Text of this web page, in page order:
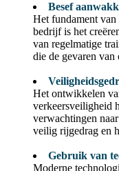
Besef
Het fundament
bedrijf is het
van regelmatige
die de gevaren
Het ontwikkelen
verkeersveiligheid
verwachtingen
veilig rijgedrag en
Gebruik van
Moderne